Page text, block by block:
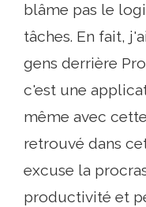
blâme pas le
tâches. En fait,
gens derrière
c'est une
même avec
retrouvé dans
excuse la
productivité et